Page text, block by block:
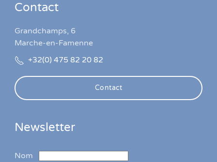
Contact
Grandchamps, 6
Marche-en-Famenne
+32(0) 475 82 20 82
Contact
Newsletter
Nom